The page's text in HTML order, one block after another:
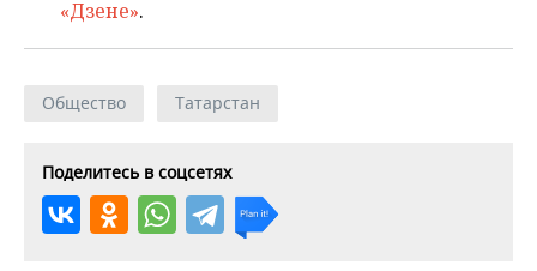
«Дзене».
Общество Татарстан
Поделитесь в соцсетях